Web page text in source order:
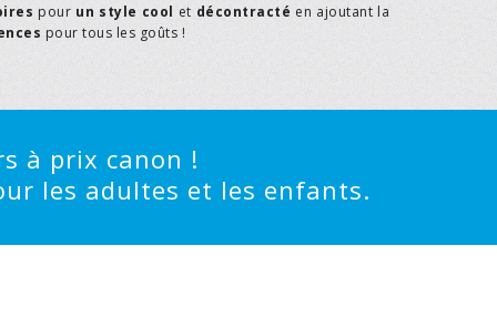
pour un style cool et décontracté en ajoutant la
pour tous les goûts !
à prix canon !
les adultes et les enfants.